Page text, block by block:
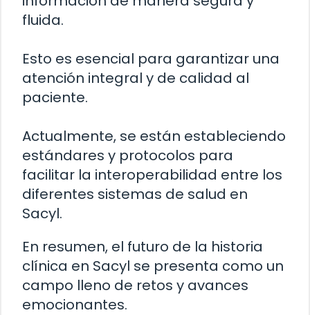
fluida.
Esto es esencial para garantizar una
atención integral y de calidad al
paciente.
Actualmente, se están estableciendo
estándares y protocolos para
facilitar la interoperabilidad entre los
diferentes sistemas de salud en
Sacyl.
En resumen, el futuro de la historia
clínica en Sacyl se presenta como un
campo lleno de retos y avances
emocionantes.